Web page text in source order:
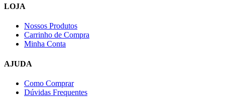
LOJA
Nossos Produtos
Carrinho de Compra
Minha Conta
AJUDA
Como Comprar
Dúvidas Frequentes